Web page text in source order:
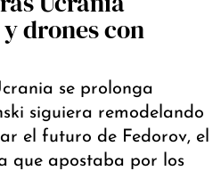
drones con
se prolonga
siguiera remodelando
el futuro de Fedorov, el
que apostaba por los